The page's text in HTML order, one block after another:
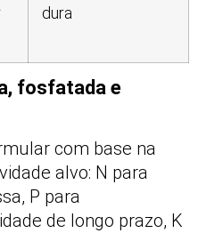
dura
fosfatada e
com base na
alvo: N para
P para
de longo prazo, K